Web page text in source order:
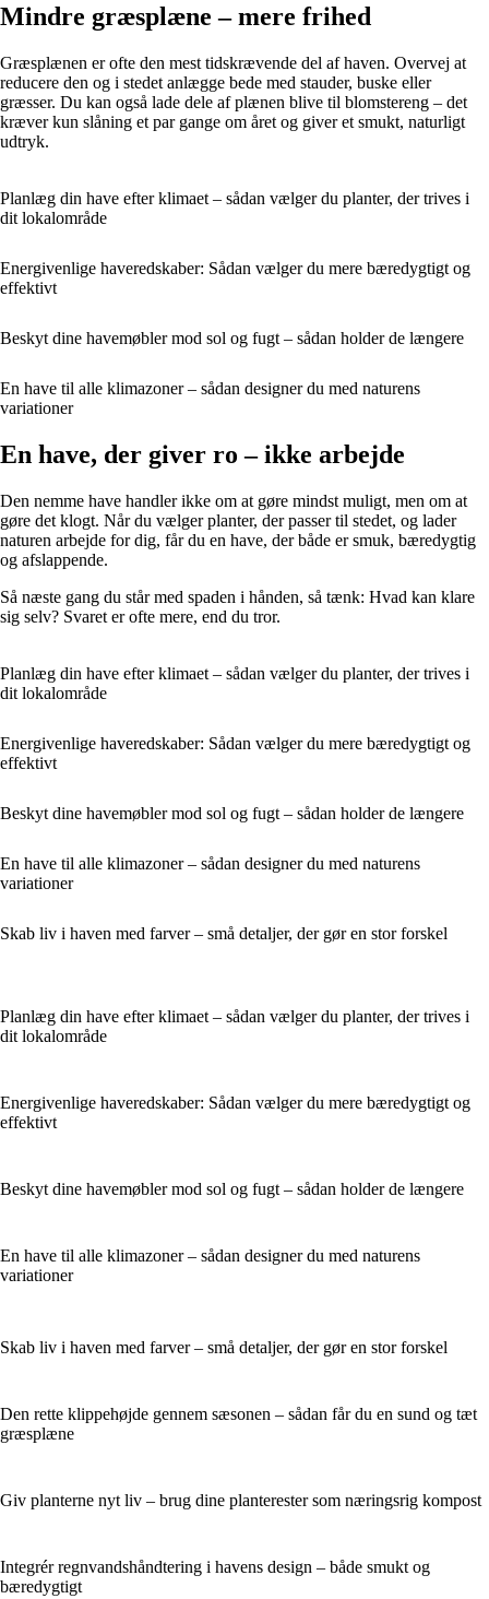
Mindre græsplæne – mere frihed
Græsplænen er ofte den mest tidskrævende del af haven. Overvej at
reducere den og i stedet anlægge bede med stauder, buske eller
græsser. Du kan også lade dele af plænen blive til blomstereng – det
kræver kun slåning et par gange om året og giver et smukt, naturligt
udtryk.
Planlæg din have efter klimaet – sådan vælger du planter, der trives i
dit lokalområde
Energivenlige haveredskaber: Sådan vælger du mere bæredygtigt og
effektivt
Beskyt dine havemøbler mod sol og fugt – sådan holder de længere
En have til alle klimazoner – sådan designer du med naturens
variationer
En have, der giver ro – ikke arbejde
Den nemme have handler ikke om at gøre mindst muligt, men om at
gøre det klogt. Når du vælger planter, der passer til stedet, og lader
naturen arbejde for dig, får du en have, der både er smuk, bæredygtig
og afslappende.
Så næste gang du står med spaden i hånden, så tænk: Hvad kan klare
sig selv? Svaret er ofte mere, end du tror.
Planlæg din have efter klimaet – sådan vælger du planter, der trives i
dit lokalområde
Energivenlige haveredskaber: Sådan vælger du mere bæredygtigt og
effektivt
Beskyt dine havemøbler mod sol og fugt – sådan holder de længere
En have til alle klimazoner – sådan designer du med naturens
variationer
Skab liv i haven med farver – små detaljer, der gør en stor forskel
Planlæg din have efter klimaet – sådan vælger du planter, der trives i
dit lokalområde
Energivenlige haveredskaber: Sådan vælger du mere bæredygtigt og
effektivt
Beskyt dine havemøbler mod sol og fugt – sådan holder de længere
En have til alle klimazoner – sådan designer du med naturens
variationer
Skab liv i haven med farver – små detaljer, der gør en stor forskel
Den rette klippehøjde gennem sæsonen – sådan får du en sund og tæt
græsplæne
Giv planterne nyt liv – brug dine planterester som næringsrig kompost
Integrér regnvandshåndtering i havens design – både smukt og
bæredygtigt